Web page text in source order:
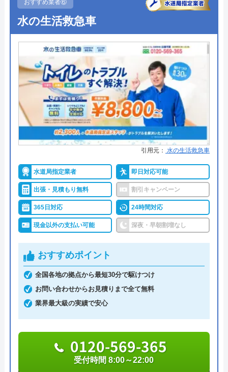
●保証・保険 ―
詳細は公式HPでご確認ください
新設工業(株)がおすすめの理由
長野市・須坂市・千曲市を中心に水まわり設備の施
工を行う新設工業はトイレのつまり・水漏れのみな
らず蛇口や給湯器などのトラブルに対しても幅広く
対応してくれる地域密着型の水道業者です。
元の人に愛されてきた水道業者であり、信頼される
会社を目指すという文言の通り、サイト内でも作業
についてや有資格者の有無などが非常に丁寧に記載
されており、信頼できる業者です。
LINEの友達追加で1,000円割引クーポンもあるの
で、依頼する際は忘れずに利用しましょう。
公式サイトを見る
026-284-6006
受付時間 月～土（祭日休）8:00～17:00
新設工業(株)の基本情報
おすすめ業者⑥
水の生活救急車
引用元： 水の生活救急車
水道局指定業者 即日対応可能
出張・見積もり無料 割引キャンペーン
365日対応 24時間対応
現金以外の支払い可能 深夜・早朝割増なし
おすすめポイント
全国各地の拠点から最短30分で駆けつけ
お問い合わせからお見積りまで全て無料
業界最大級の実績で安心
0120-569-365
受付時間 8:00～22:00